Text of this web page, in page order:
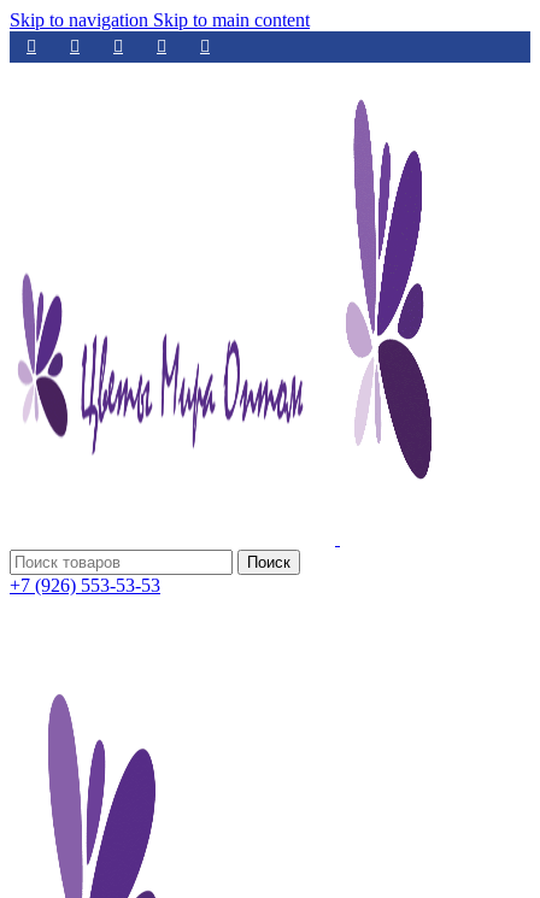
Skip to navigation Skip to main content
Поиск
+7 (926) 553-53-53